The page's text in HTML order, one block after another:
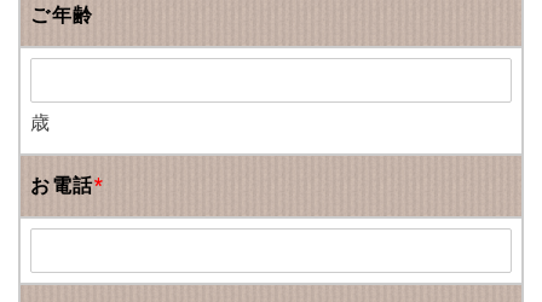
ご年齢
歳
お電話*